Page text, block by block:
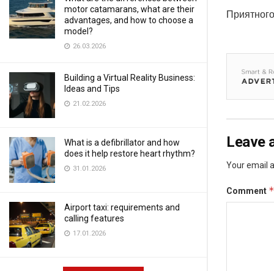
motor catamarans, what are their
advantages, and how to choose a
model?
26.03.2026
Building a Virtual Reality Business:
Ideas and Tips
21.02.2026
What is a defibrillator and how
does it help restore heart rhythm?
31.01.2026
Airport taxi: requirements and
calling features
17.01.2026
Leave
Your email
Comment *